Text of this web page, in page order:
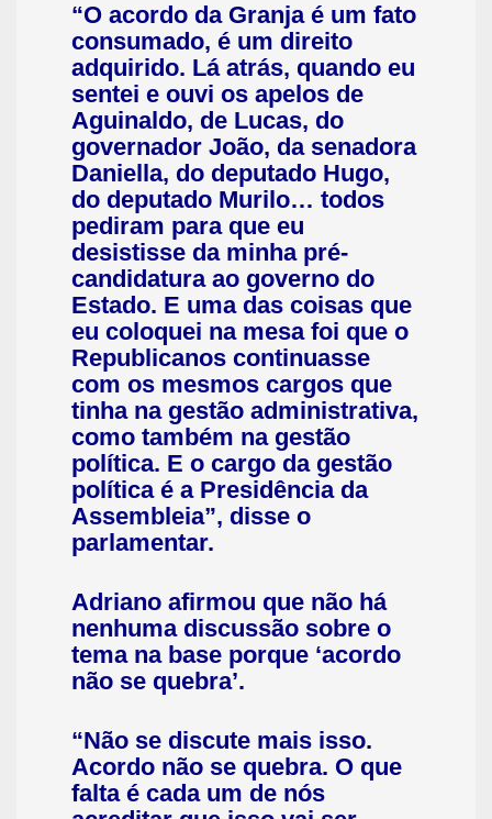
“O acordo da Granja é um fato
consumado, é um direito
adquirido. Lá atrás, quando eu
sentei e ouvi os apelos de
Aguinaldo, de Lucas, do
governador João, da senadora
Daniella, do deputado Hugo,
do deputado Murilo… todos
pediram para que eu
desistisse da minha pré-
candidatura ao governo do
Estado. E uma das coisas que
eu coloquei na mesa foi que o
Republicanos continuasse
com os mesmos cargos que
tinha na gestão administrativa,
como também na gestão
política. E o cargo da gestão
política é a Presidência da
Assembleia”, disse o
parlamentar.
Adriano afirmou que não há
nenhuma discussão sobre o
tema na base porque ‘acordo
não se quebra’.
“Não se discute mais isso.
Acordo não se quebra. O que
falta é cada um de nós